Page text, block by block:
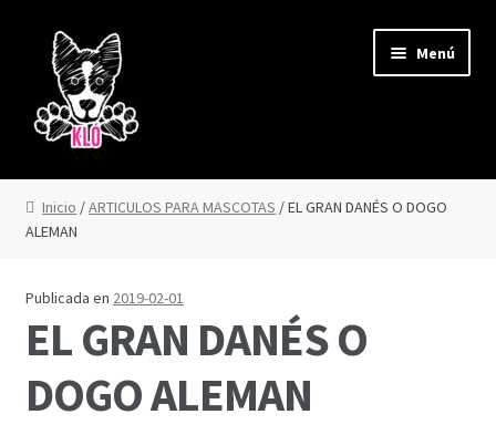
navegación
contenido
Menú
CORREAS Y JUGUETES
CORREA AMAZONAS
CORREA DERBY
CORREA FUJI
CORREA IGUAZÚ
Inicio /ARTICULOS PARA MASCOTAS / EL GRAN DANÉS O DOGO
ALEMAN
Publicada en 2019-02-01
EL GRAN DANÉS O
DOGO ALEMAN